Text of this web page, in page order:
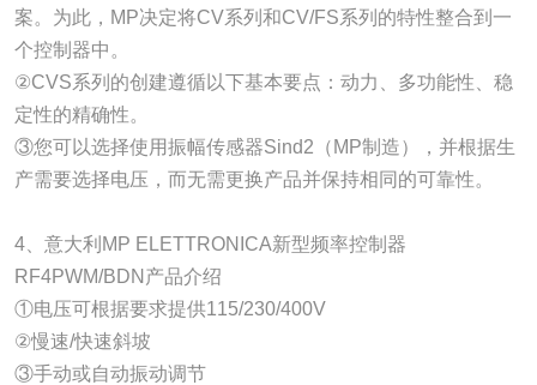
案。为此，MP决定将CV系列和CV/FS系列的特性整合到一
个控制器中。
②CVS系列的创建遵循以下基本要点：动力、多功能性、稳
定性的精确性。
③您可以选择使用振幅传感器Sind2（MP制造），并根据生
产需要选择电压，而无需更换产品并保持相同的可靠性。
4、意大利MP ELETTRONICA新型频率控制器
RF4PWM/BDN产品介绍
①电压可根据要求提供115/230/400V
②慢速/快速斜坡
③手动或自动振动调节